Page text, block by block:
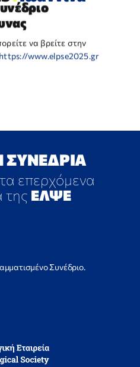
να βρείτε στην
https://www.elpse2025.gr
επερχόμενα
της ΕΛΨΕ
Συνέδριο.